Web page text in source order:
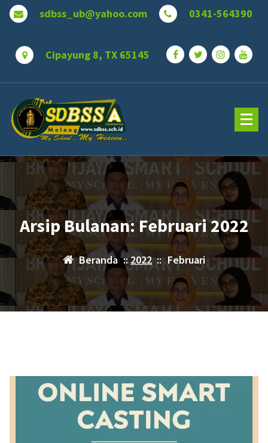
Lewati
sdbss_ub@yahoo.com 0341-564390
Cipayung 8, TX 65145
Arsip Bulanan: Februari 2022
Beranda ::2022:: Februari